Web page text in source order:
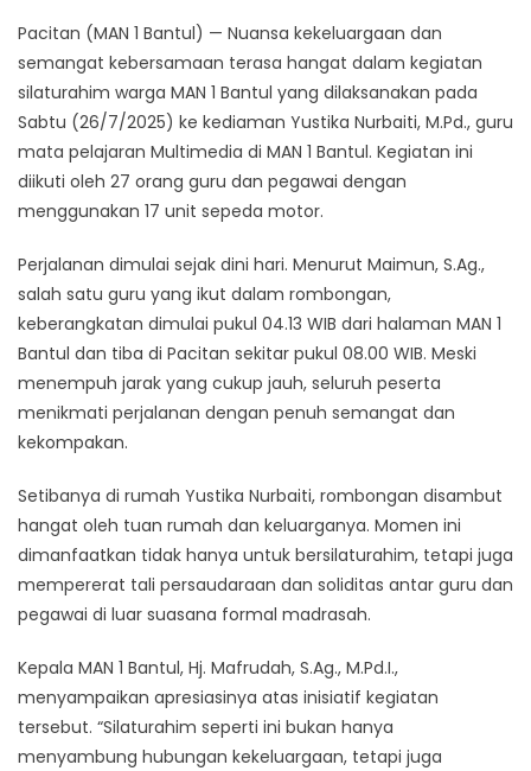
Pacitan (MAN 1 Bantul) — Nuansa kekeluargaan dan
semangat kebersamaan terasa hangat dalam kegiatan
silaturahim warga MAN 1 Bantul yang dilaksanakan pada
Sabtu (26/7/2025) ke kediaman Yustika Nurbaiti, M.Pd., guru
mata pelajaran Multimedia di MAN 1 Bantul. Kegiatan ini
diikuti oleh 27 orang guru dan pegawai dengan
menggunakan 17 unit sepeda motor.
Perjalanan dimulai sejak dini hari. Menurut Maimun, S.Ag.,
salah satu guru yang ikut dalam rombongan,
keberangkatan dimulai pukul 04.13 WIB dari halaman MAN 1
Bantul dan tiba di Pacitan sekitar pukul 08.00 WIB. Meski
menempuh jarak yang cukup jauh, seluruh peserta
menikmati perjalanan dengan penuh semangat dan
kekompakan.
Setibanya di rumah Yustika Nurbaiti, rombongan disambut
hangat oleh tuan rumah dan keluarganya. Momen ini
dimanfaatkan tidak hanya untuk bersilaturahim, tetapi juga
mempererat tali persaudaraan dan soliditas antar guru dan
pegawai di luar suasana formal madrasah.
Kepala MAN 1 Bantul, Hj. Mafrudah, S.Ag., M.Pd.I.,
menyampaikan apresiasinya atas inisiatif kegiatan
tersebut. “Silaturahim seperti ini bukan hanya
menyambung hubungan kekeluargaan, tetapi juga